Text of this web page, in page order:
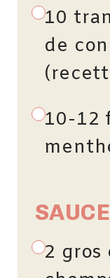
10
de
10-12
2 gros